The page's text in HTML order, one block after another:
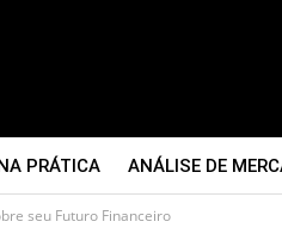
PRÁTICA ANÁLISE DE
seu Futuro Financeiro